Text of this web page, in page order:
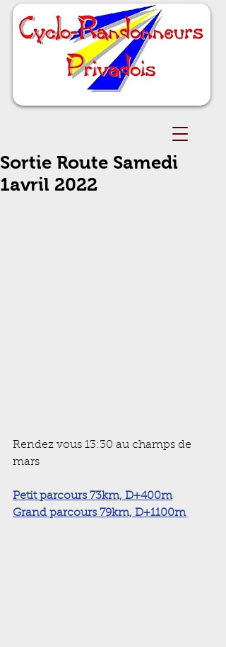
Sortie Route Samedi
1avril 2022
Rendez vous 13:30 au champs de
mars
Petit parcours 73km, D+400m
Grand parcours 79km, D+1100m